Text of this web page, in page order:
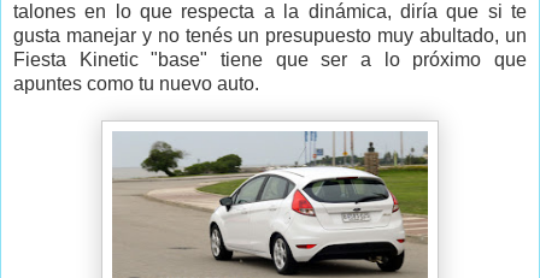
talones en lo que respecta a la dinámica, diría que si te
gusta manejar y no tenés un presupuesto muy abultado, un
Fiesta Kinetic "base" tiene que ser a lo próximo que
apuntes como tu nuevo auto.